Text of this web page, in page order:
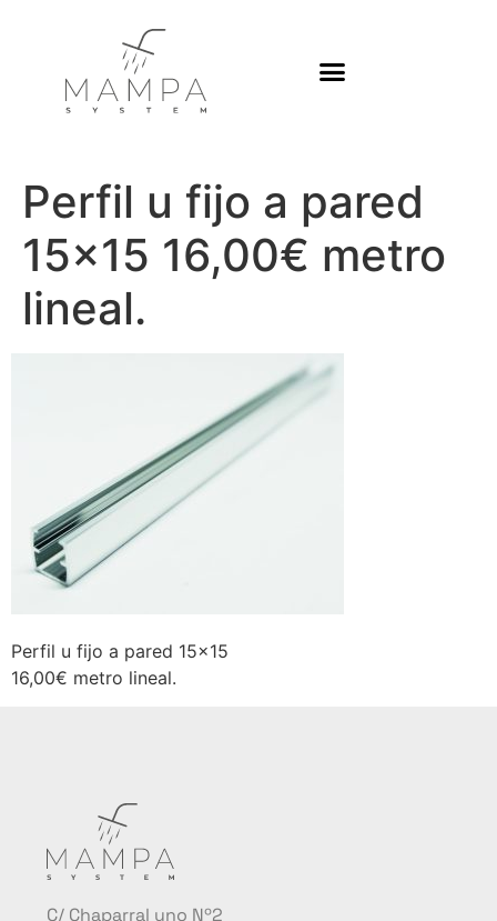
Perfil u fijo a pared
15×15 16,00€ metro
lineal.
Perfil u fijo a pared 15×15
16,00€ metro lineal.
C/ Chaparral uno Nº2